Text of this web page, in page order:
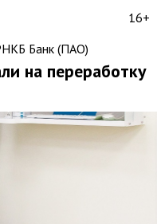
16+
Банк (ПАО)
на переработку